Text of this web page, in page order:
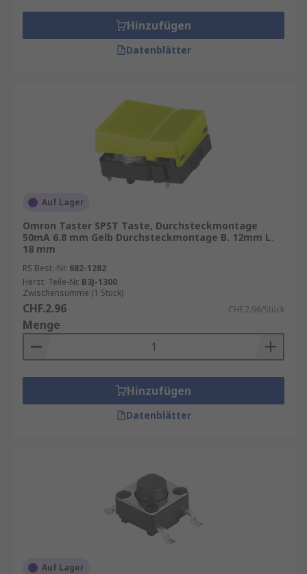
Hinzufügen
Datenblätter
Auf Lager
Omron Taster SPST Taste, Durchsteckmontage
50mA 6.8 mm Gelb Durchsteckmontage B. 12mm L.
18 mm
RS Best.-Nr. 682-1282
Herst. Teile-Nr. B3J-1300
Zwischensumme (1 Stück)
CHF.2.96 CHF.2.96/Stück
Menge
Hinzufügen
Datenblätter
Auf Lager